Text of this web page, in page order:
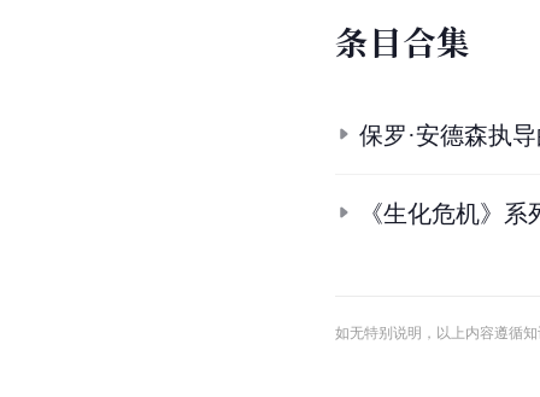
条目合集
保罗·安德森执
《生化危机》系
如无特别说明，以上内容遵循